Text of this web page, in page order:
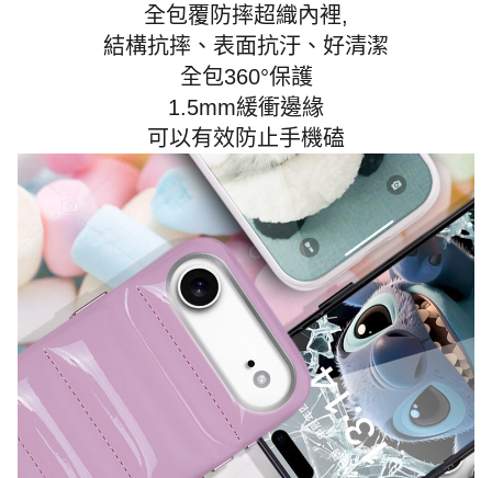
全包覆防摔超織內裡,
結構抗摔、表面抗汙、好清潔
全包360°保護
1.5mm緩衝邊緣
可以有效防止手機磕